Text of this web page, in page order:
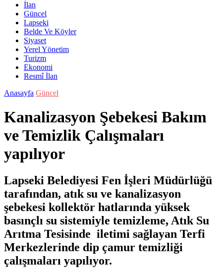
İlan
Güncel
Lapseki
Belde Ve Köyler
Siyaset
Yerel Yönetim
Turizm
Ekonomi
Resmî İlan
Anasayfa Güncel
Kanalizasyon Şebekesi Bakım
ve Temizlik Çalışmaları
yapılıyor
Lapseki Belediyesi Fen İşleri Müdürlüğü
tarafından, atık su ve kanalizasyon
şebekesi kollektör hatlarında yüksek
basınçlı su sistemiyle temizleme, Atık Su
Arıtma Tesisinde iletimi sağlayan Terfi
Merkezlerinde dip çamur temizliği
çalışmaları yapılıyor.